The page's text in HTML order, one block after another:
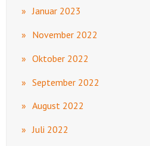
Januar 2023
November 2022
Oktober 2022
September 2022
August 2022
Juli 2022